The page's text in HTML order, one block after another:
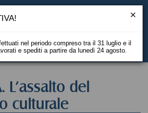
EN
L'assalto del
culturale
nel periodo compreso tra il 31 luglio e il
e spediti a partire da lunedì 24 agosto.